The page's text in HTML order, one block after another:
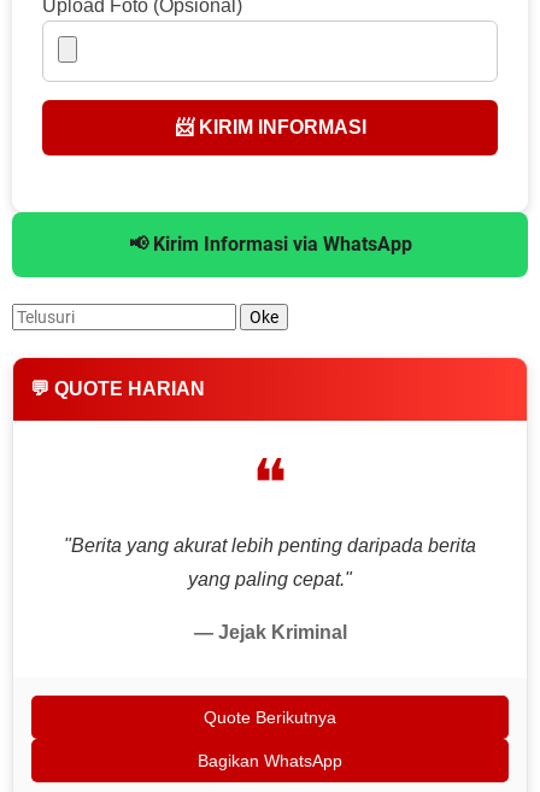
Upload Foto (Opsional)
📨 KIRIM INFORMASI
📢 Kirim Informasi via WhatsApp
💬 QUOTE HARIAN
❝
"Berita yang akurat lebih penting daripada berita
yang paling cepat."
— Jejak Kriminal
Quote Berikutnya
Bagikan WhatsApp